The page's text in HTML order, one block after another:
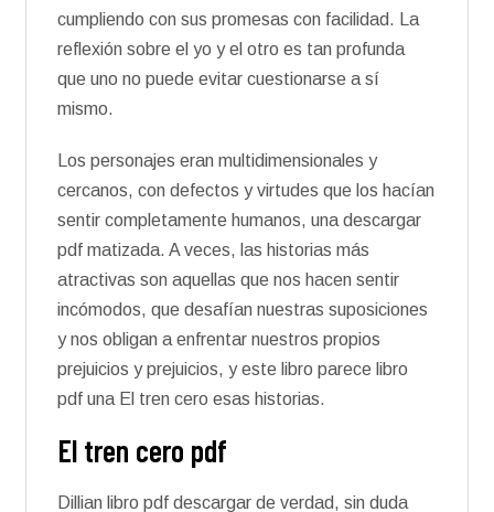
cumpliendo con sus promesas con facilidad. La
reflexión sobre el yo y el otro es tan profunda
que uno no puede evitar cuestionarse a sí
mismo.
Los personajes eran multidimensionales y
cercanos, con defectos y virtudes que los hacían
sentir completamente humanos, una descargar
pdf matizada. A veces, las historias más
atractivas son aquellas que nos hacen sentir
incómodos, que desafían nuestras suposiciones
y nos obligan a enfrentar nuestros propios
prejuicios y prejuicios, y este libro parece libro
pdf una El tren cero esas historias.
El tren cero pdf
Dillian libro pdf descargar de verdad, sin duda